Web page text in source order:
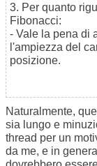
3. Per quanto
Fibonacci:
- Vale la pena di
l'ampiezza del
posizione.
Naturalmente,
sia lungo e
thread per un
da me, e in